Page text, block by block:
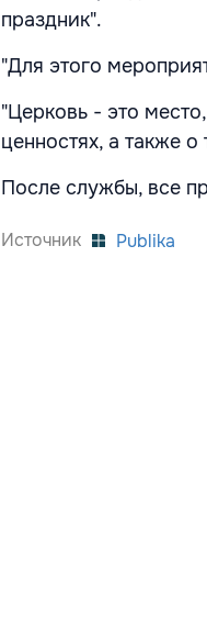
праздник".
"Для этого
"Церковь - это
ценностях, а также
После службы, все
Источник Publika